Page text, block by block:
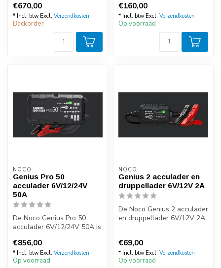
compact...
€670,00
* Incl. btw Excl. Verzendkosten
Backorder
professionele en z...
€160,00
* Incl. btw Excl. Verzendkosten
Op voorraad
NOCO
Genius Pro 50
acculader 6V/12/24V
50A
De Noco Genius Pro 50
acculader 6V/12/24V 50A is
compa...
€856,00
* Incl. btw Excl. Verzendkosten
Op voorraad
NOCO
Genius 2 acculader en
druppellader 6V/12V 2A
De Noco Genius 2 acculader
en druppellader 6V/12V 2A
€69,00
* Incl. btw Excl. Verzendkosten
Op voorraad